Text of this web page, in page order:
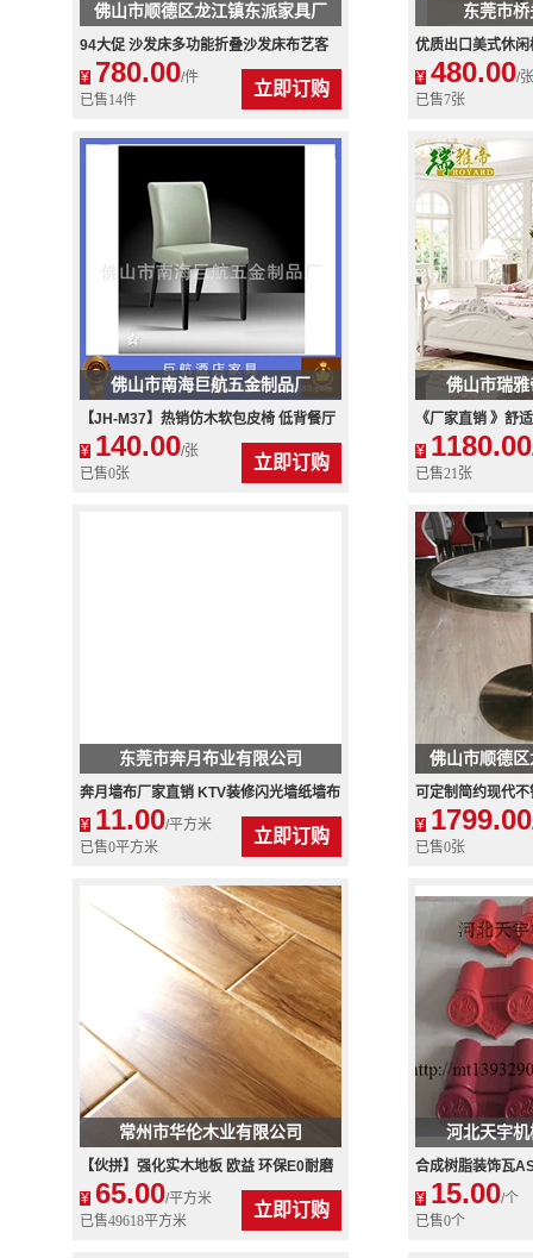
佛山市顺德区龙江镇东派家具厂
94大促 沙发床多功能折叠沙发床布艺客
厅沙发床可转角小户型批发
¥ 780.00/件
已售14件
立即订购
东莞市
优质出口美式休
椅 美式餐椅
¥ 480.00/张
已售7张
佛山市南海巨航五金制品厂
【JH-M37】热销仿木软包皮椅 低背餐厅
椅子 咖啡厅休闲餐厅椅批发
¥ 140.00/张
已售0张
立即订购
佛山市瑞
《厂家直销 》舒
浪漫公主床 价优
¥ 1180.00
已售21张
东莞市奔月布业有限公司
奔月墙布厂家直销 KTV装修闪光墙纸墙布
歌厅装潢反光壁纸壁布
¥ 11.00/平方米
已售0平方米
立即订购
佛山市顺德
可定制简约现代
桌子香槟金颜色
¥ 1799.00
已售0张
常州市华伦木业有限公司
【伙拼】强化实木地板 欧益 环保E0耐磨
地热厂家特价3305超圣象
¥ 65.00/平方米
已售49618平方米
立即订购
河北天宇
合成树脂装饰瓦
檐系列
¥ 15.00/个
已售0个